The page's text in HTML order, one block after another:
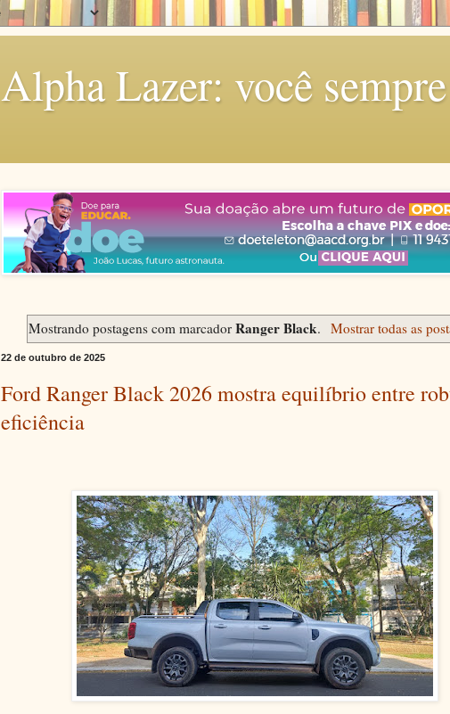
Alpha Lazer: você
Mostrando postagens com marcadorRanger Black. Mostrar todas as
22 de outubro de 2025
Ford Ranger Black 2026 mostra equilíbrio entre
eficiência